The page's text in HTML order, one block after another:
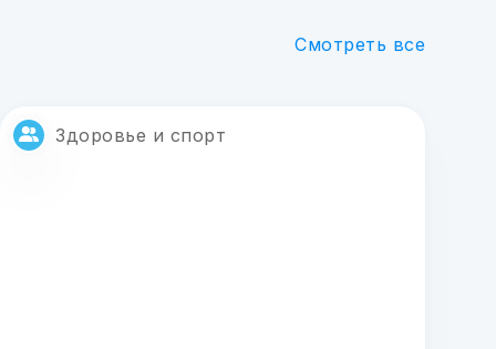
Смотреть все
Здоровье и спорт